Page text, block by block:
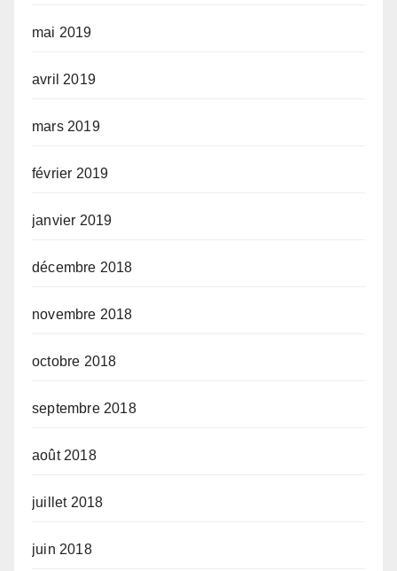
mai 2019
avril 2019
mars 2019
février 2019
janvier 2019
décembre 2018
novembre 2018
octobre 2018
septembre 2018
août 2018
juillet 2018
juin 2018